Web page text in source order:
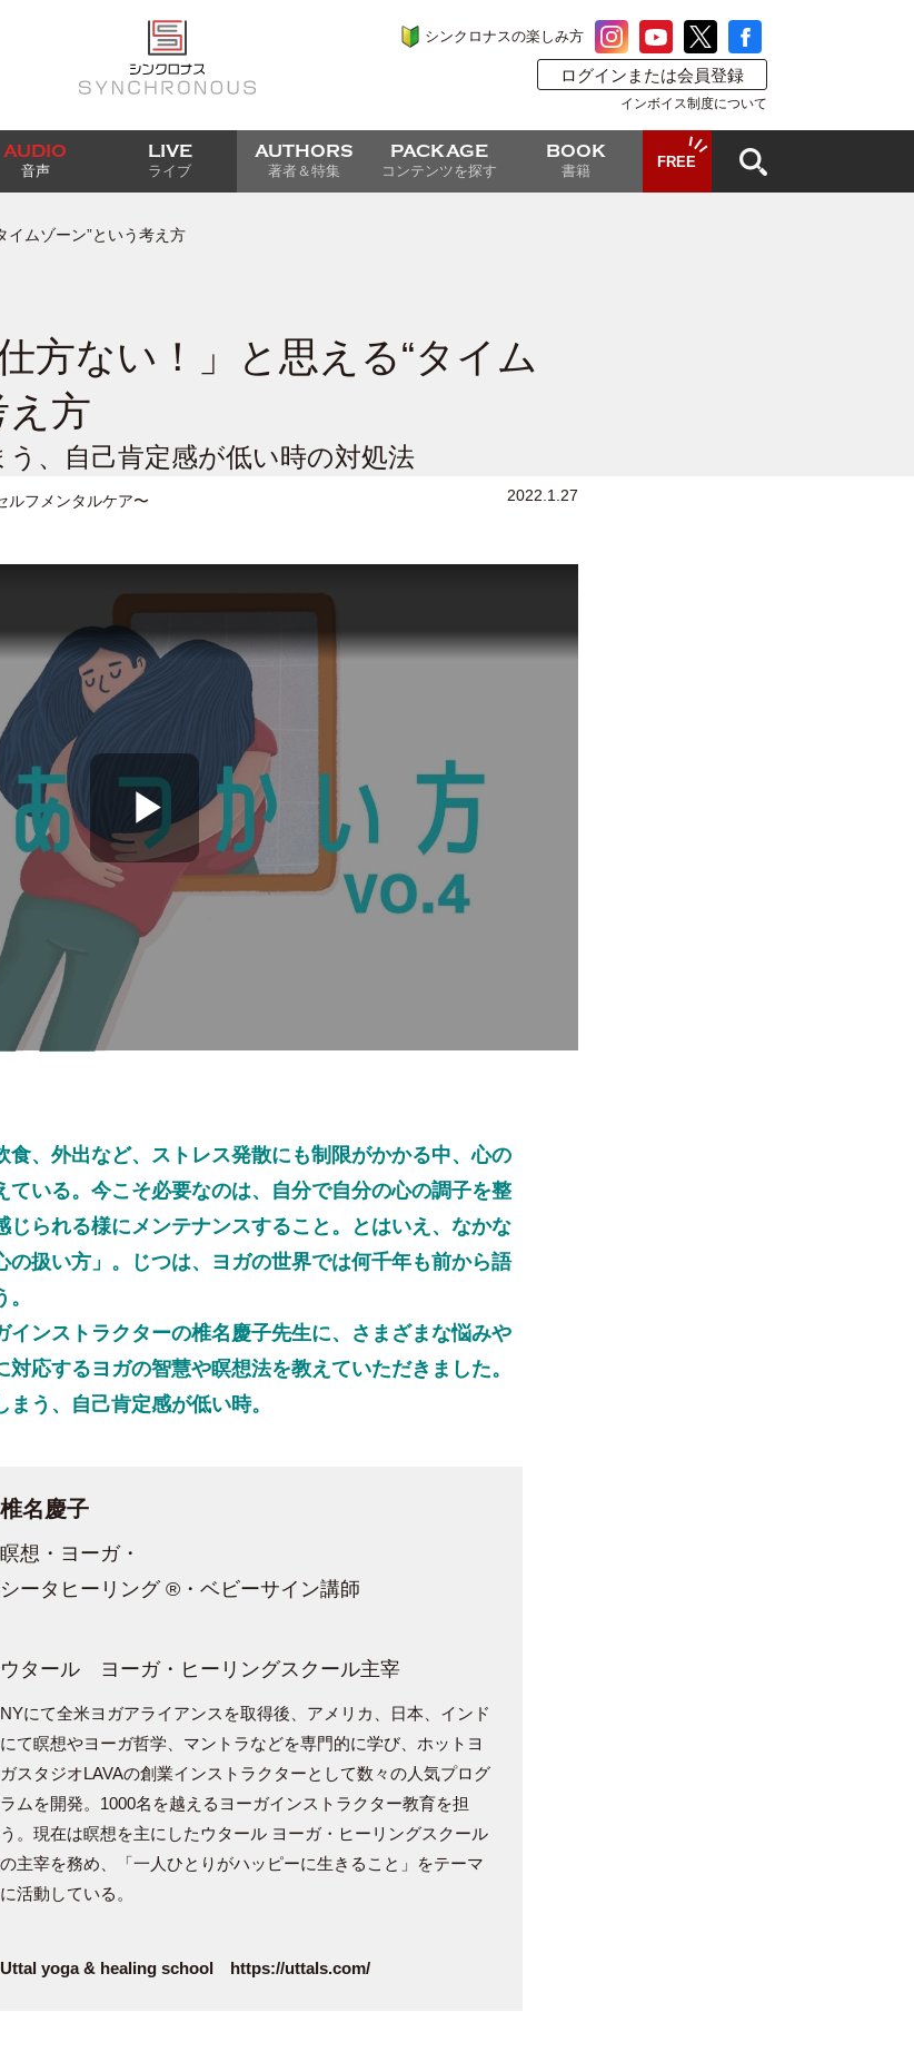
シンクロナスの楽しみ方
ログインまたは会員登録
インボイス制度について
AUDIO
音声
LIVE
ライブ
AUTHORS
著者＆特集
PACKAGE
コンテンツを探す
BOOK
書籍
FREE
イムゾーン”という考え方
方ない！」と思える“タイム
え方
、自己肯定感が低い時の対処法
ルフメンタルケア〜 2022.1.27
P
y
i
o
、外出など、ストレス発散にも制限がかかる中、心の
ている。今こそ必要なのは、自分で自分の心の調子を整
じられる様にメンテナンスすること。とはいえ、なかな
の扱い方」。じつは、ヨガの世界では何千年も前から語
ンストラクターの椎名慶子先生に、さまざまな悩みや
応するヨガの智慧や瞑想法を教えていただきました。
う、自己肯定感が低い時。
椎名慶子
瞑想・ヨーガ・
シータヒーリング ®️・ベビーサイン講師
ウタール ヨーガ・ヒーリングスクール主宰
NYにて全米ヨガアライアンスを取得後、アメリカ、日本、インド
にて瞑想やヨーガ哲学、マントラなどを専門的に学び、ホットヨ
ガスタジオLAVAの創業インストラクターとして数々の人気プログ
ラムを開発。1000名を越えるヨーガインストラクター教育を担
う。現在は瞑想を主にしたウタール ヨーガ・ヒーリングスクール
の主宰を務め、「一人ひとりがハッピーに生きること」をテーマ
に活動している。
Uttal yoga & healing school https://uttals.com/